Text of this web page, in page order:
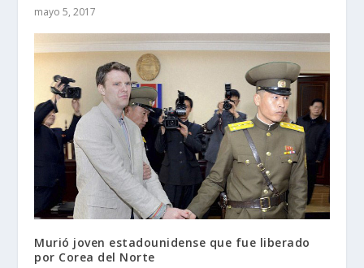
mayo 5, 2017
Murió joven estadounidense que fue liberado
por Corea del Norte